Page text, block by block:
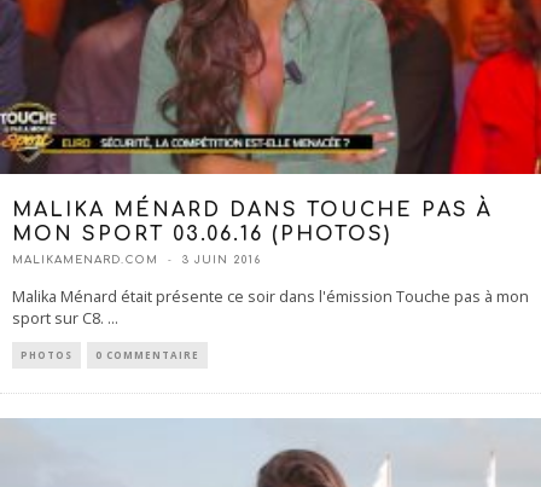
MALIKA MÉNARD DANS TOUCHE PAS À
MON SPORT 03.06.16 (PHOTOS)
MALIKAMENARD.COM 3 JUIN 2016
Malika Ménard était présente ce soir dans l'émission Touche pas à mon
sport sur C8. ...
PHOTOS 0 COMMENTAIRE